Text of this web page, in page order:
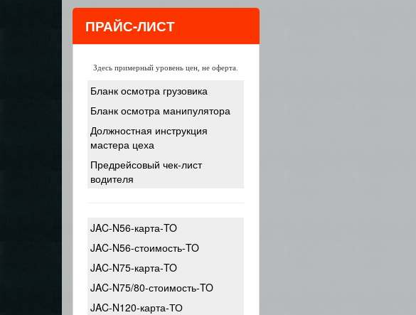
ПРАЙС-ЛИСТ
Здесь примерный уровень цен, не оферта.
Бланк осмотра грузовика
Бланк осмотра манипулятора
Должностная инструкция
мастера цеха
Предрейсовый чек-лист
водителя
JAC-N56-карта-TO
JAC-N56-стоимость-TO
JAC-N75-карта-TO
JAC-N75/80-стоимость-TO
JAC-N120-карта-ТО